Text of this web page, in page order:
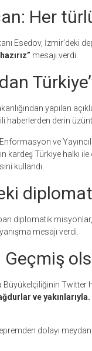
Her
Esedov, İzmir’deki
mesajı verdi.
yapılan
haberlerden derin
ve
kardeş Türkiye halkı
kullandı.
diplomatik
mesajı verdi.
Geçmiş
Büyükelçiliğinin Twitter
ve
dolayı